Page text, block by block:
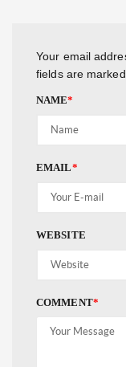
Your email
fields are marked
NAME*
EMAIL*
WEBSITE
COMMENT*